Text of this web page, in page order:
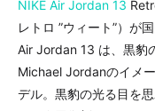
NIKE Air Jordan 13
レトロ ”ウィート”）が
Air Jordan 13 は、黒豹
Michael Jordanのイメ
デル。黒豹の光る目を